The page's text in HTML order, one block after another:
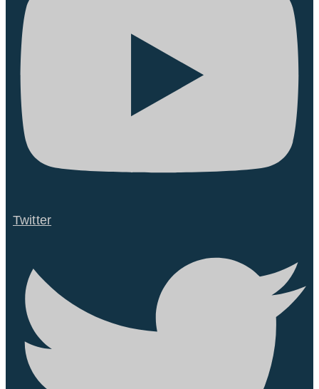
Twitter